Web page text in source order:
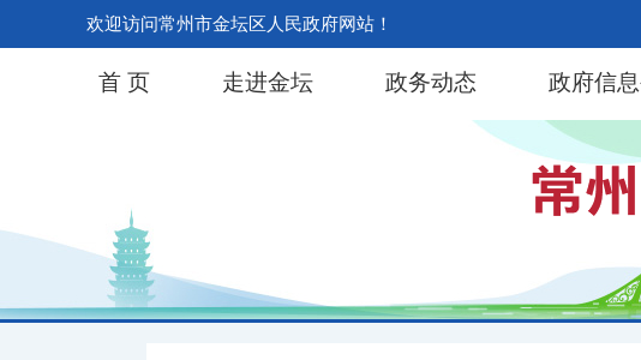
欢迎访问常州市金坛区人民政府网站！
首 页 走进金坛 政务动态 政府信